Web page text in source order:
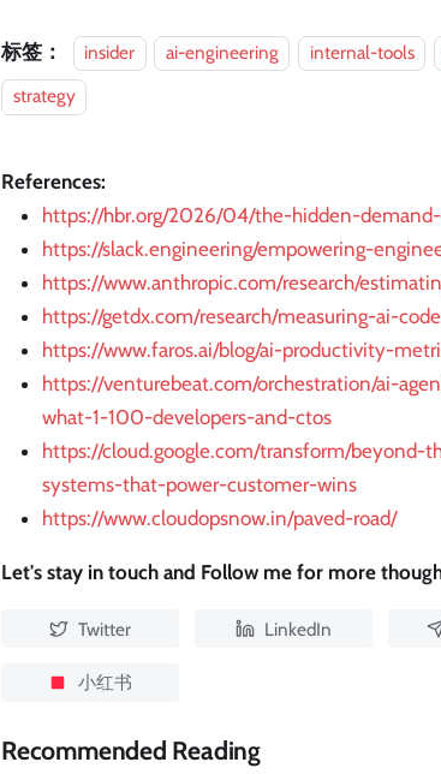
标签： insider ai-engineering internal-tools
strategy
References:
https://hbr.org/2026/04/the-hidden-
https://slack.engineering/empowering-
https://www.anthropic.com/research/
https://getdx.com/research/measuring-ai-
https://www.faros.ai/blog/ai-productivity-
https://venturebeat.com/orchestration/ai-
what-1-100-developers-and-ctos
https://cloud.google.com/transform/
systems-that-power-customer-wins
https://www.cloudopsnow.in/paved-road/
Let's stay in touch and Follow me for more
Twitter LinkedIn
小红书
Recommended Reading